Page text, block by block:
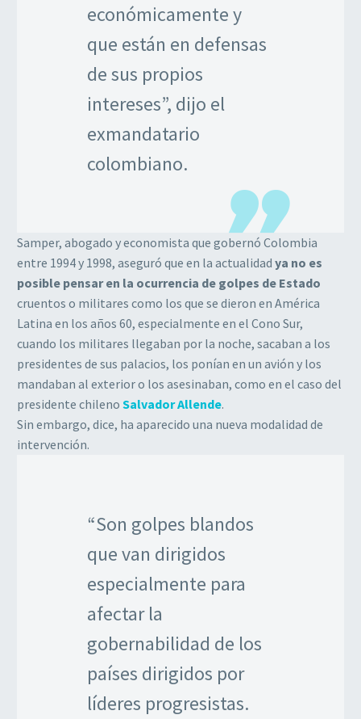
económicamente y
que están en defensas
de sus propios
intereses”, dijo el
exmandatario
colombiano.
Samper, abogado y economista que gobernó Colombia
entre 1994 y 1998, aseguró que en la actualidad ya no es
posible pensar en la ocurrencia de golpes de Estado
cruentos o militares como los que se dieron en América
Latina en los años 60, especialmente en el Cono Sur,
cuando los militares llegaban por la noche, sacaban a los
presidentes de sus palacios, los ponían en un avión y los
mandaban al exterior o los asesinaban, como en el caso del
presidente chileno Salvador Allende.
Sin embargo, dice, ha aparecido una nueva modalidad de
intervención.
“Son golpes blandos
que van dirigidos
especialmente para
afectar la
gobernabilidad de los
países dirigidos por
líderes progresistas.